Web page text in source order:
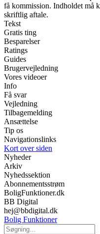
få kommission. Indholdet må
skriftlig aftale.
Tekst
Gratis ting
Besparelser
Ratings
Guides
Brugervejledning
Vores videoer
Info
Få svar
Vejledning
Tilbagemelding
Ansættelse
Tip os
Navigationslinks
Kort over siden
Nyheder
Arkiv
Nyhedssektion
Abonnementsstrøm
BoligFunktioner.dk
BB Digital
hej@bbdigital.dk
Bolig Funktioner